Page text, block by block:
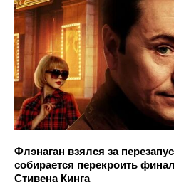
Флэнаган взялся за
собирается перекроить
Стивена Кинга